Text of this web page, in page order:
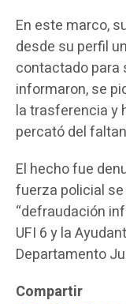
En este marco,
desde su perfil
contactado para
informaron, se
la trasferencia y
percató del
El hecho fue
fuerza policial
“defraudación
UFI 6 y la
Departamento
Compartir